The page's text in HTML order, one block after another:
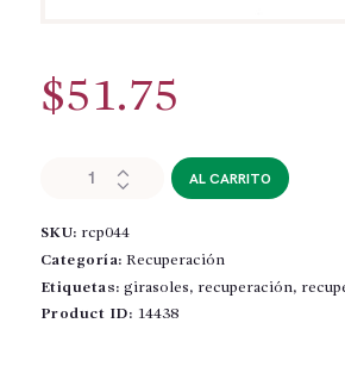
$51.75
RCP044
de
Recuperación
cantidad
AL CARRITO
SKU: rcp044
Categoría:Recuperación
Etiquetas:girasoles, recuperación,
Product ID: 14438